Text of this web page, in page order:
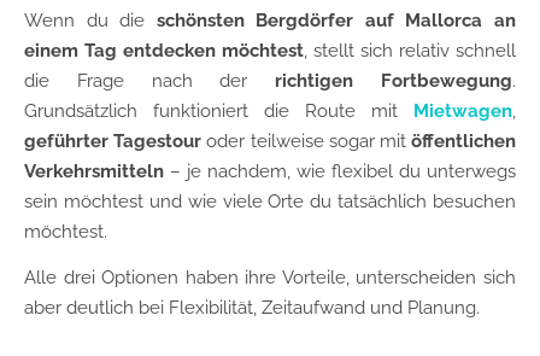
Wenn du die schönsten Bergdörfer auf Mallorca an
einem Tag entdecken möchtest, stellt sich relativ schnell
die Frage nach der richtigen Fortbewegung.
Grundsätzlich funktioniert die Route mit Mietwagen,
geführter Tagestour oder teilweise sogar mitöffentlichen
Verkehrsmitteln – je nachdem, wie flexibel du unterwegs
sein möchtest und wie viele Orte du tatsächlich besuchen
möchtest.
Alle drei Optionen haben ihre Vorteile, unterscheiden sich
aber deutlich bei Flexibilität, Zeitaufwand und Planung.